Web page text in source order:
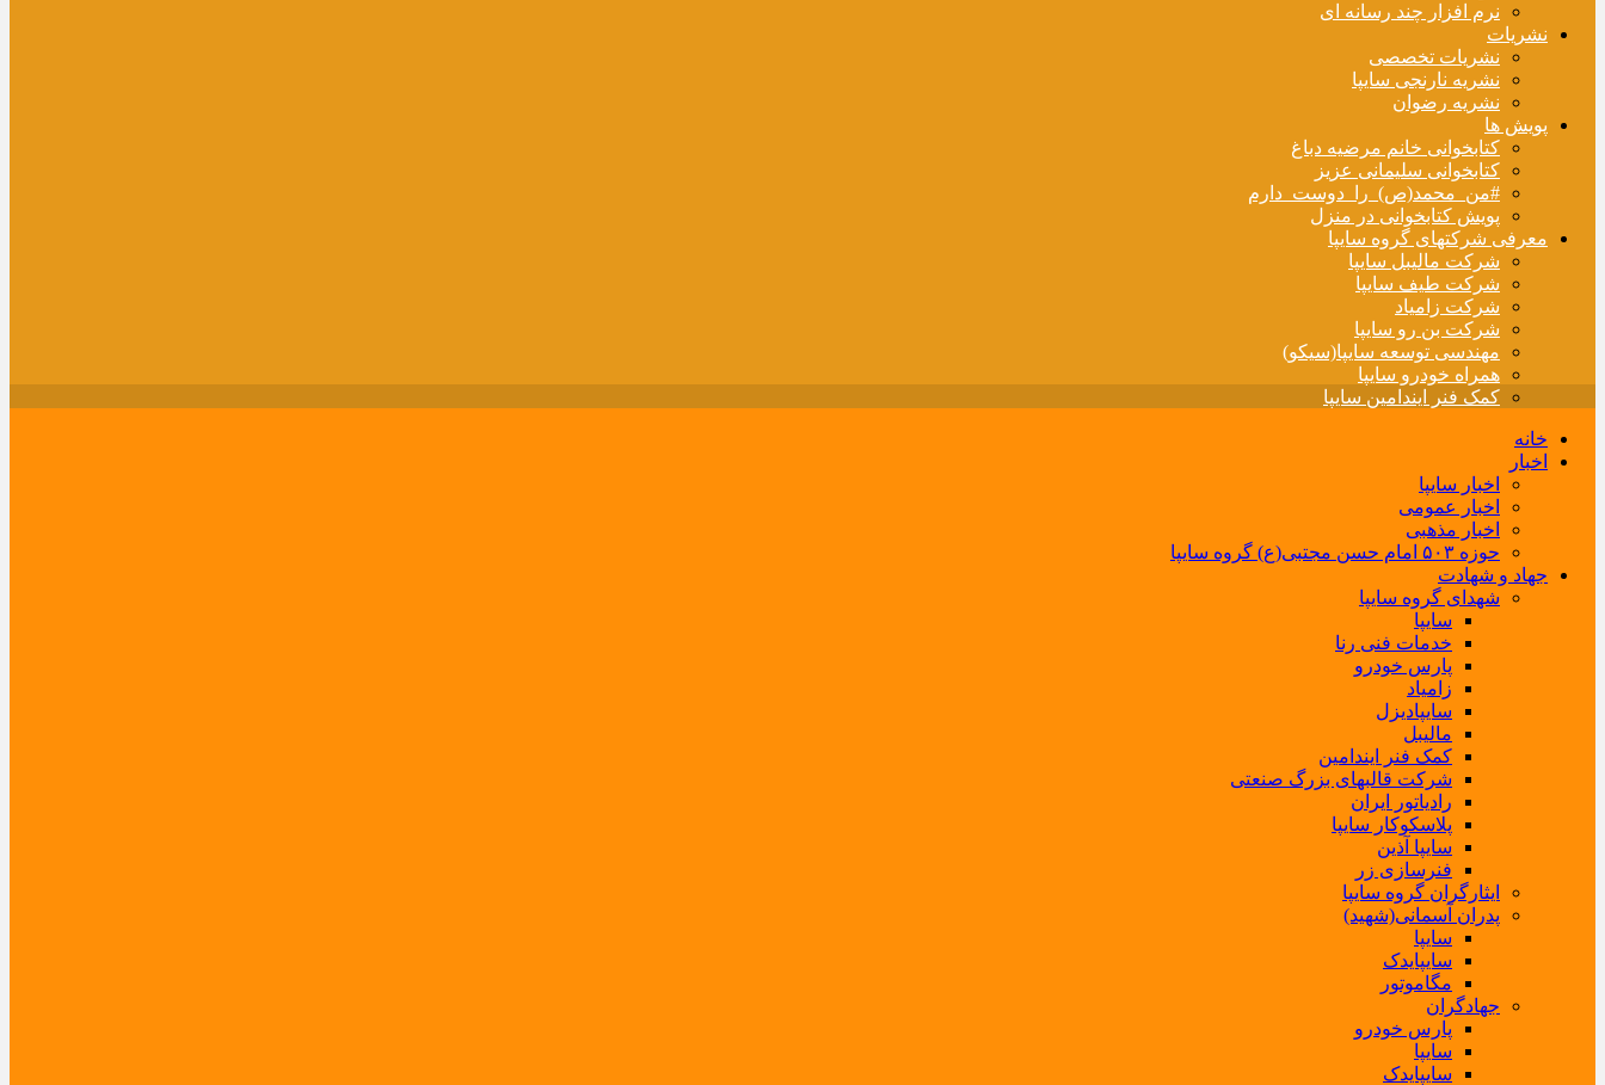
نرم افزار چند رسانه ای
نشریات
نشریات تخصصی
نشریه نارنجی سایپا
نشریه رضوان
پویش ها
کتابخوانی خانم مرضیه دباغ
کتابخوانی سلیمانی عزیز
#من_محمد(ص)_را_دوست_دارم
پویش کتابخوانی در منزل
معرفی شرکتهای گروه سایپا
شرکت مالیبل سایپا
شرکت طیف سایپا
شرکت زامیاد
شرکت بن رو سایپا
مهندسی توسعه سایپا(سیکو)
همراه خودرو سایپا
کمک فنر ایندامین سایپا
خانه
اخبار
اخبار سایپا
اخبار عمومی
اخبار مذهبی
حوزه ۵۰۳ امام حسن مجتبی(ع) گروه سایپا
جهاد و شهادت
شهدای گروه سایپا
سایپا
خدمات فنی رنا
پارس خودرو
زامیاد
سایپادیزل
مالیبل
کمک فنر ایندامین
شرکت قالبهای بزرگ صنعتی
رادیاتور ایران
پلاسکوکار سایپا
سایپا آذین
فنرسازی زر
ایثارگران گروه سایپا
پدران آسمانی(شهید)
سایپا
سایپایدک
مگاموتور
جهادگران
پارس خودرو
سایپا
سایپایدک